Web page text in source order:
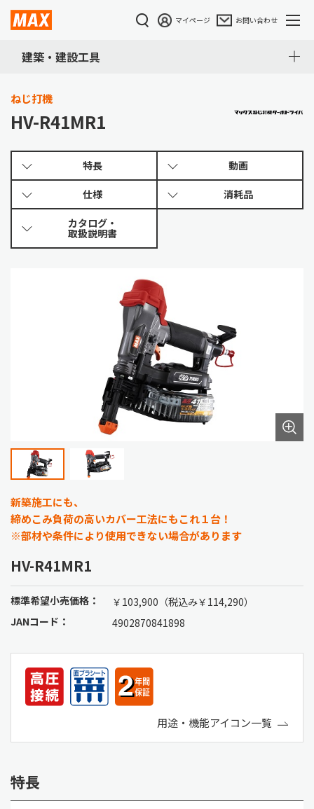
マイページ お問い合わせ
建築・建設工具
ねじ打機
HV-R41MR1
特長 動画
仕様 消耗品
カタログ・
取扱説明書
新築施工にも、
締めこみ負荷の高いカバー工法にもこれ１台！
※部材や条件により使用できない場合があります
HV-R41MR1
標準希望小売価格：
￥103,900（税込み￥114,290）
JANコード：
4902870841898
用途・機能アイコン一覧
特長